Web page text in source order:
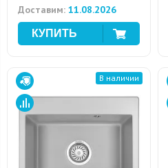
Доставим: 11.08.2026
В наличии